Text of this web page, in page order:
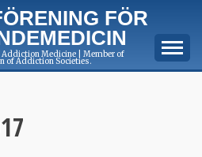
FÖR
Addiction Medicine | Member of
of Addiction Societies.